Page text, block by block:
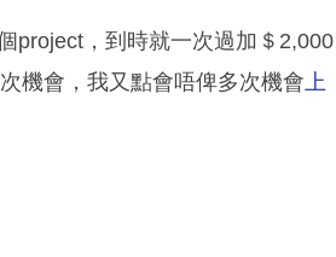
project，到時就一次過加＄2,000
機會，我又點會唔俾多次機會上